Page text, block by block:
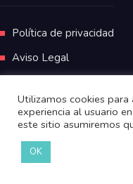
Política de privacidad
Aviso Legal
Utilizamos cookies
experiencia al usuario
este sitio asumiremos
OK